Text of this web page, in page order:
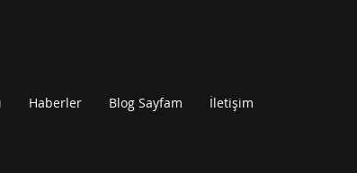
Haberler Blog Sayfam İletişim